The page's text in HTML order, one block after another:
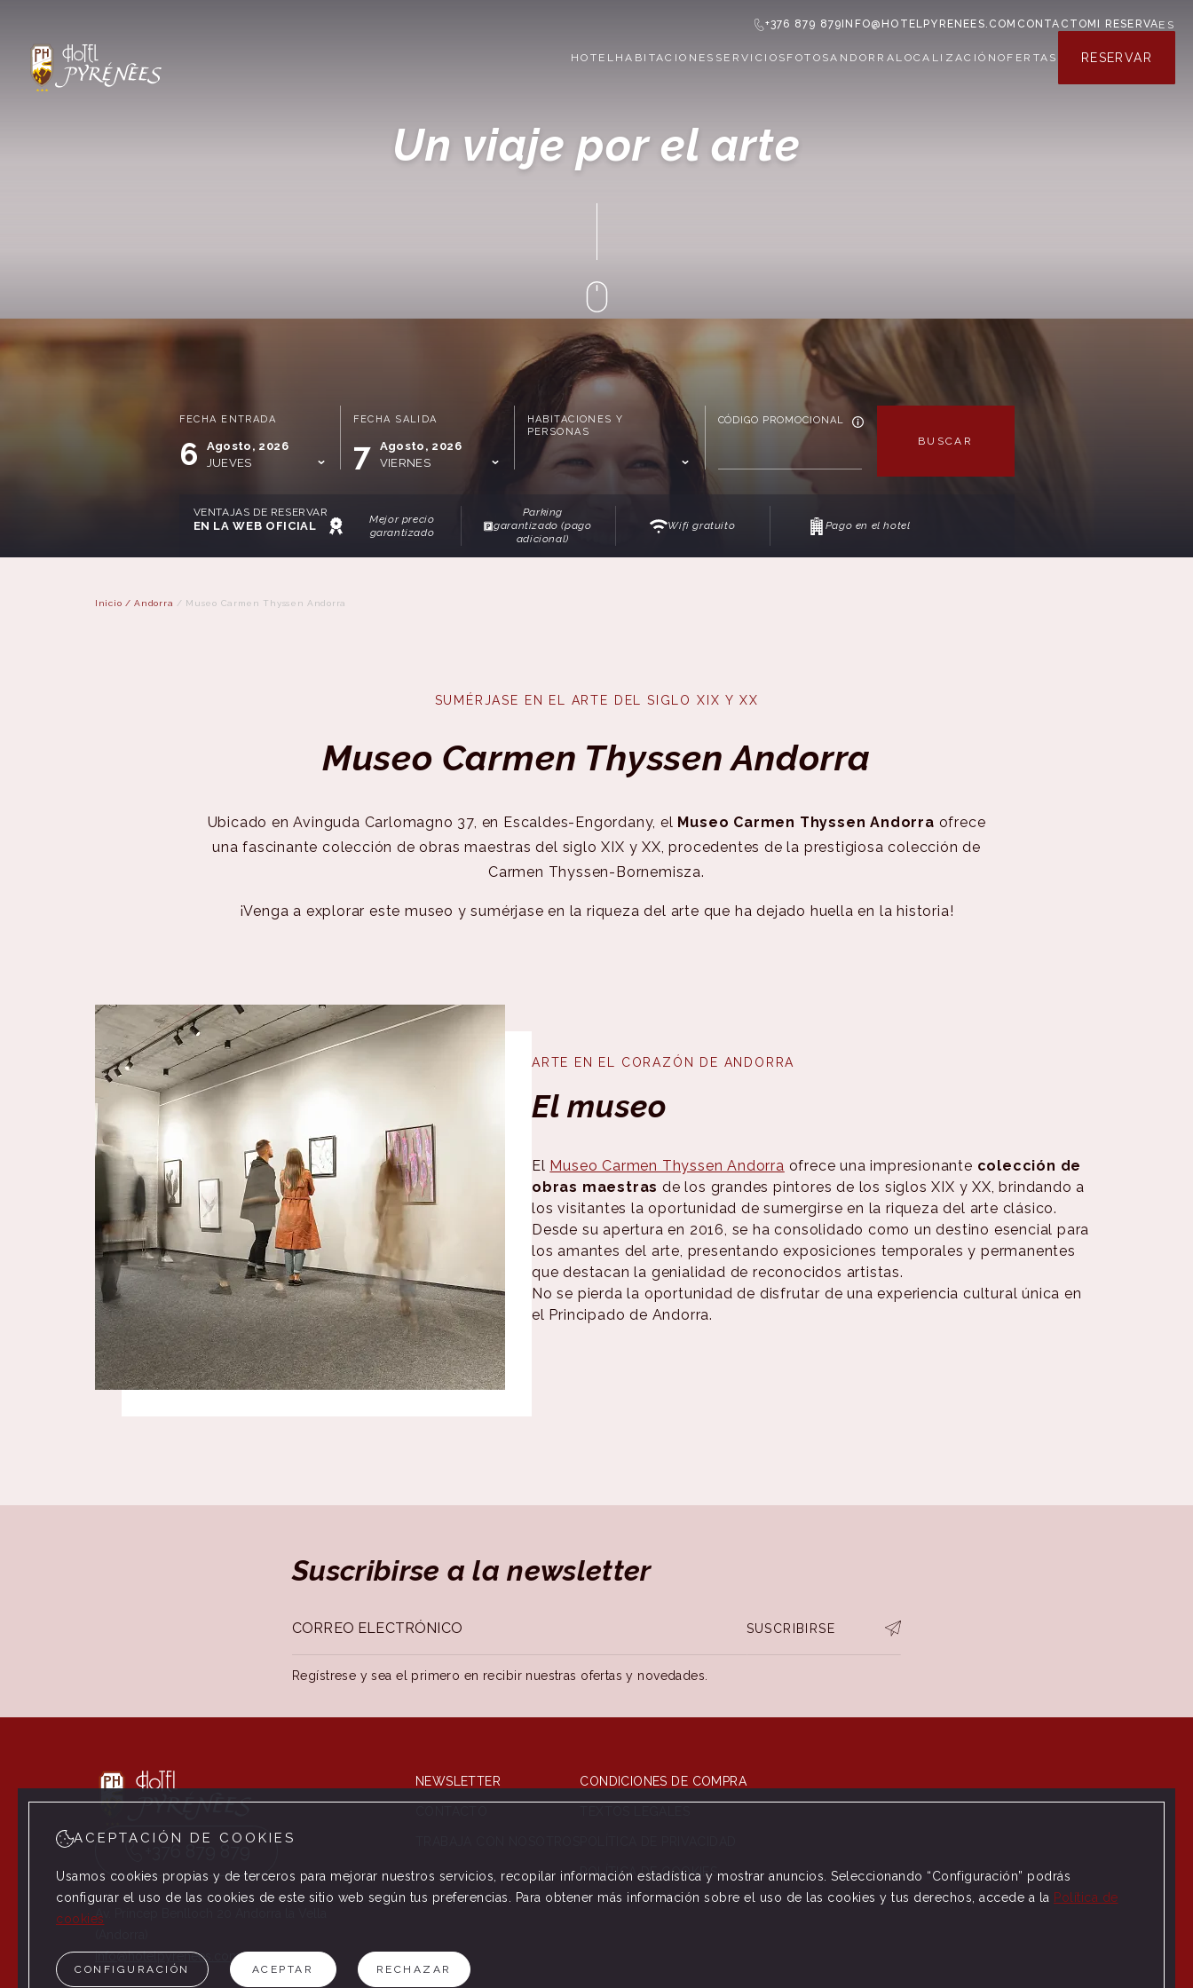
+376 879 879 INFO@HOTELPYRENEES.COM CONTACTO MI RESERVAES
HOTEL HABITACIONES SERVICIOS FOTOSANDORRA LOCALIZACIÓN OFERTAS RESERVAR
Un viaje por el arte
FECHA ENTRADA
6
Agosto, 2026
JUEVES
FECHA SALIDA
7
Agosto, 2026
VIERNES
HABITACIONES Y
PERSONAS
CÓDIGO PROMOCIONAL
BUSCAR
VENTAJAS DE RESERVAR
EN LA WEB OFICIAL
Mejor precio
garantizado
Parking
garantizado (pago
adicional)
Wifi gratuito Pago en el hotel
Inicio /Andorra / Museo Carmen Thyssen Andorra
SUMÉRJASE EN EL ARTE DEL SIGLO XIX Y XX
Museo Carmen Thyssen Andorra
Ubicado en Avinguda Carlomagno 37, en Escaldes-Engordany, el Museo Carmen Thyssen Andorra ofrece
una fascinante colección de obras maestras del siglo XIX y XX, procedentes de la prestigiosa colección de
Carmen Thyssen-Bornemisza.
¡Venga a explorar este museo y sumérjase en la riqueza del arte que ha dejado huella en la historia!
ARTE EN EL CORAZÓN DE ANDORRA
El museo
El Museo Carmen Thyssen Andorra ofrece una impresionante colección de
obras maestras de los grandes pintores de los siglos XIX y XX, brindando a
los visitantes la oportunidad de sumergirse en la riqueza del arte clásico.
Desde su apertura en 2016, se ha consolidado como un destino esencial para
los amantes del arte, presentando exposiciones temporales y permanentes
que destacan la genialidad de reconocidos artistas.
No se pierda la oportunidad de disfrutar de una experiencia cultural única en
el Principado de Andorra.
Suscribirse a la newsletter
SUSCRIBIRSE
Regístrese y sea el primero en recibir nuestras ofertas y novedades.
NEWSLETTER CONDICIONES DE COMPRA
POLÍTICA DE COOKIES
Av. Príncep Benlloch 20 Andorra la Vella
info@hotelpyrenees.com
ACEPTACIÓN DE COOKIES
Usamos cookies propias y de terceros para mejorar nuestros servicios, recopilar información estadística y mostrar anuncios. Seleccionando “Configuración” podrás
configurar el uso de las cookies de este sitio web según tus preferencias. Para obtener más información sobre el uso de las cookies y tus derechos, accede a la Política de
cookies
CONFIGURACIÓN ACEPTAR RECHAZAR